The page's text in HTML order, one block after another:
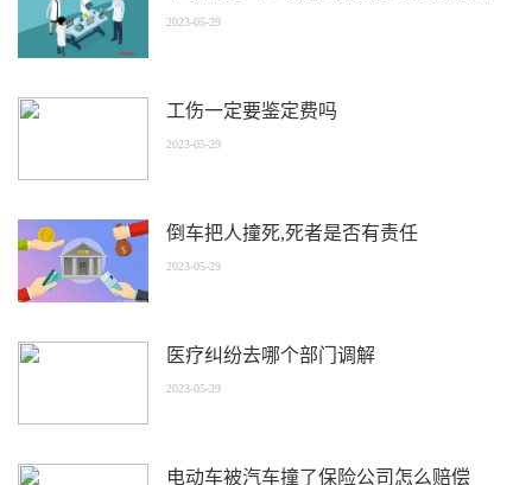
2023-05-29
工伤一定要鉴定费吗
2023-05-29
倒车把人撞死,死者是否有责任
2023-05-29
医疗纠纷去哪个部门调解
2023-05-29
电动车被汽车撞了保险公司怎么赔偿